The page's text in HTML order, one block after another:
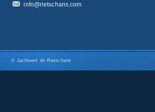
info@rietschans.com
© Jachtwerf de Rietschans